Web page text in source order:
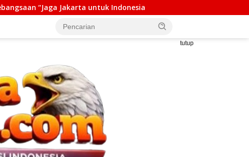
Indonesia Direktur PT DSM Akui Serahkan Rp1 Miliar
tutup